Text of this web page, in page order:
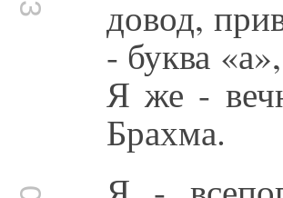
довод,
- буква
Я же -
Брахма.